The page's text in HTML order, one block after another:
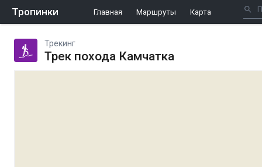
Тропинки Главная Маршруты Карта
Трекинг
Трек похода Камчатка